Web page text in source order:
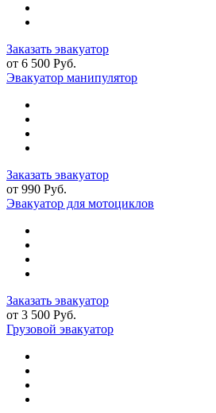
Заказать эвакуатор
от 6 500 Руб.
Эвакуатор манипулятор
Заказать эвакуатор
от 990 Руб.
Эвакуатор для мотоциклов
Заказать эвакуатор
от 3 500 Руб.
Грузовой эвакуатор